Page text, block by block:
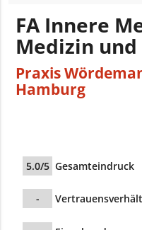
FA Innere
Medizin
Praxis
Hamburg
5.0/5 Gesamteindruck
-